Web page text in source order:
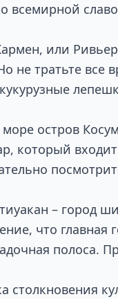
всемирной
или
не тратьте все
остров
который
– город
что
полоса.
столкновения